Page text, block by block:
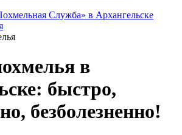
Служба» в Архангельске
в
быстро,
безболезненно!